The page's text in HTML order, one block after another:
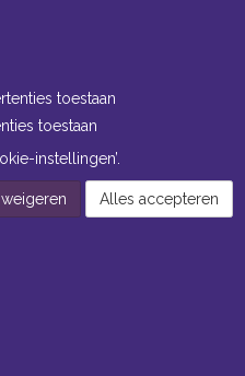
toestaan
toestaan
instellingen’.
Alles accepteren